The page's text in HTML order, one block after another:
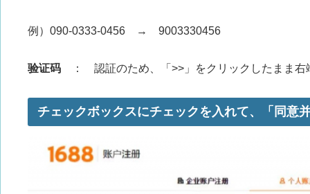
例）090-0333-0456 → 9003330456
验证码 ： 認証のため、「>>」をクリックしたまま右
チェックボックスにチェックを入れて、「同意